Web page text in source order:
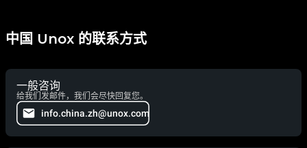
中国 Unox 的联系方式
一般咨询
给我们发邮件，我们会尽快回复您。
info.china.zh@unox.com